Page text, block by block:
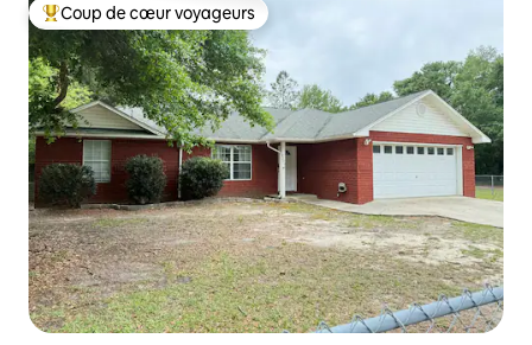
Coups de cœur voyageurs les plus appréciés
Coup de cœur voyageurs